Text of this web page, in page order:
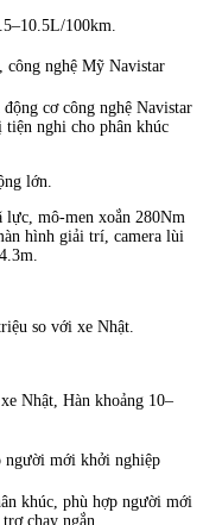
100km.
công nghệ Mỹ Navistar
cơ công nghệ Navistar
nghi cho phân khúc
lớn.
mô-men xoắn 280Nm
hình giải trí, camera lùi
so với xe Nhật.
Nhật, Hàn khoảng 10–
người mới khởi nghiệp
khúc, phù hợp người mới
chạy ngắn.